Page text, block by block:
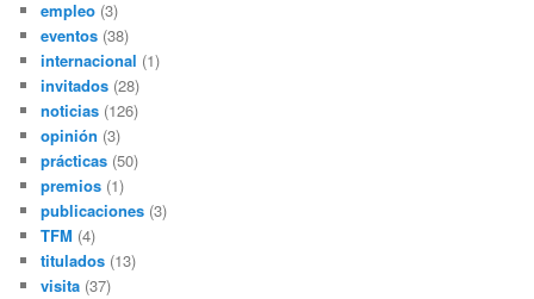
empleo (3)
eventos (38)
internacional (1)
invitados (28)
noticias (126)
opinión (3)
prácticas (50)
premios (1)
publicaciones (3)
TFM (4)
titulados (13)
visita (37)